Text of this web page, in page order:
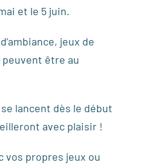
et le 5 juin.
jeux de
être au
lancent dès le début
avec plaisir !
vos propres jeux ou